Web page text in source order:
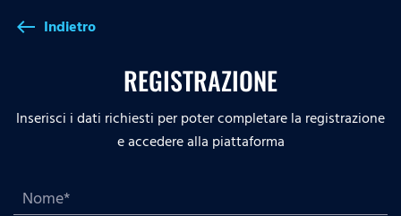
west Indietro
REGISTRAZIONE
Inserisci i dati richiesti per poter completare la registrazione
e accedere alla piattaforma